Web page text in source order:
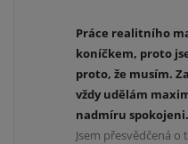
Práce realitního
koníčkem, proto
proto, že musím.
vždy udělám
nadmíru spokojeni.
Jsem přesvědčená